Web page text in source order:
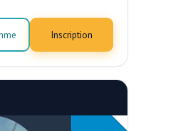
Inscription